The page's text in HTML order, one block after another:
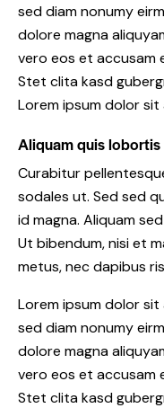
sed diam nonumy
dolore magna
vero eos et accusam
Stet clita kasd
Lorem ipsum dolor sit
Aliquam quis lobortis
Curabitur
sodales ut. Sed sed
id magna. Aliquam
Ut bibendum, nisi et
metus, nec dapibus
Lorem ipsum dolor
sed diam nonumy
dolore magna
vero eos et accusam
Stet clita kasd